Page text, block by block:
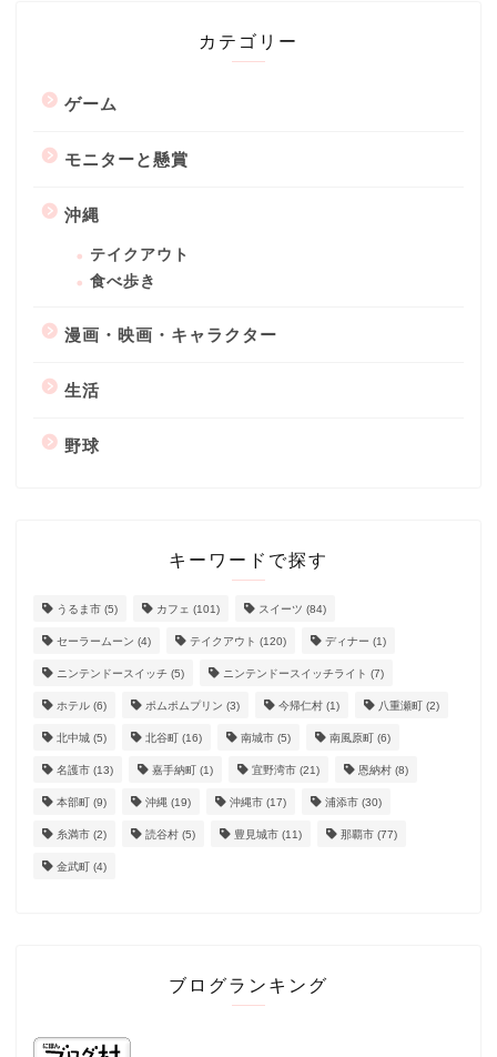
カテゴリー
ゲーム
モニターと懸賞
沖縄
テイクアウト
食べ歩き
漫画・映画・キャラクター
生活
野球
キーワードで探す
うるま市 (5) カフェ (101) スイーツ (84)
セーラームーン (4) テイクアウト (120) ディナー (1)
ニンテンドースイッチ (5) ニンテンドースイッチライト (7)
ホテル (6) ポムポムプリン (3) 今帰仁村 (1) 八重瀬町 (2)
北中城 (5) 北谷町 (16) 南城市 (5) 南風原町 (6)
名護市 (13) 嘉手納町 (1) 宜野湾市 (21) 恩納村 (8)
本部町 (9) 沖縄 (19) 沖縄市 (17) 浦添市 (30)
糸満市 (2) 読谷村 (5) 豊見城市 (11) 那覇市 (77)
金武町 (4)
ブログランキング